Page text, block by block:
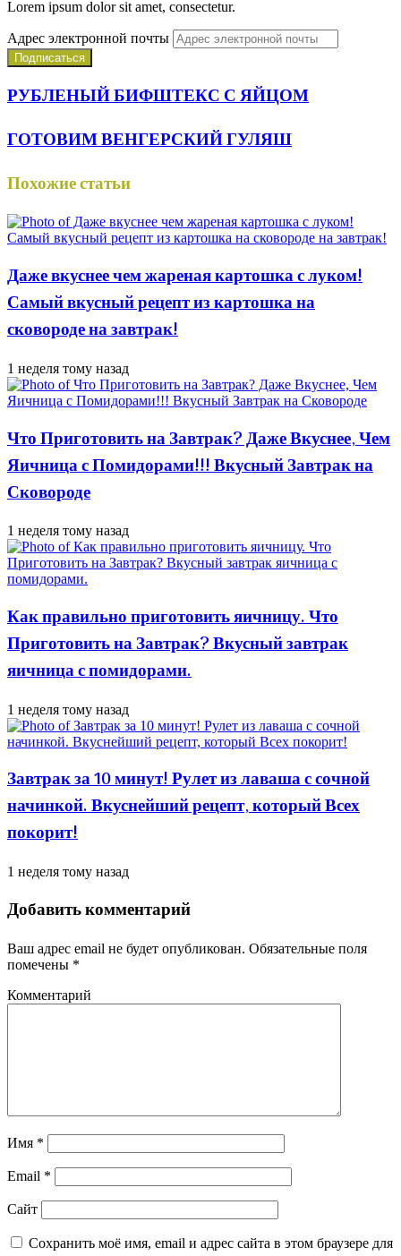
Lorem ipsum dolor sit amet, consectetur.
Адрес электронной почты
РУБЛЕНЫЙ БИФШТЕКС С ЯЙЦОМ
ГОТОВИМ ВЕНГЕРСКИЙ ГУЛЯШ
Похожие статьи
Даже вкуснее чем жареная картошка с луком!
Самый вкусный рецепт из картошка на
сковороде на завтрак!
1 неделя тому назад
Что Приготовить на Завтрак? Даже Вкуснее, Чем
Яичница с Помидорами!!! Вкусный Завтрак на
Сковороде
1 неделя тому назад
Как правильно приготовить яичницу. Что
Приготовить на Завтрак? Вкусный завтрак
яичница с помидорами.
1 неделя тому назад
Завтрак за 10 минут! Рулет из лаваша с сочной
начинкой. Вкуснейший рецепт, который Всех
покорит!
1 неделя тому назад
Добавить комментарий
Ваш адрес email не будет опубликован. Обязательные поля
помечены *
Комментарий
Имя *
Email *
Сайт
Сохранить моё имя, email и адрес сайта в этом браузере для